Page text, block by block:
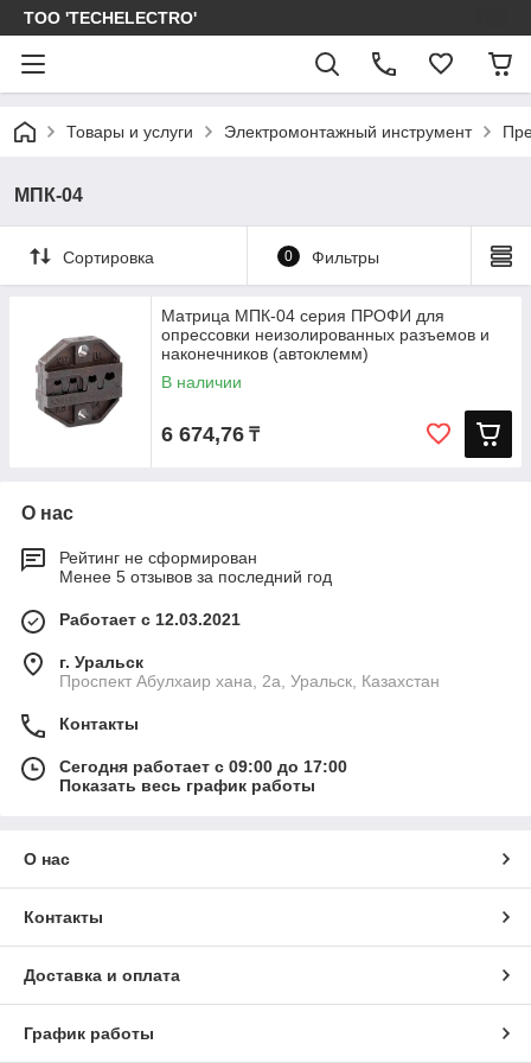
ТОО 'TECHELECTRO'
Товары и услуги Электромонтажный инструмент
МПК-04
Сортировка 0 Фильтры
Матрица МПК-04 серия ПРОФИ для
опрессовки неизолированных разъемов и
наконечников (автоклемм)
В наличии
6 674,76 ₸
О нас
Рейтинг не сформирован
Менее 5 отзывов за последний год
Работает с 12.03.2021
г. Уральск
Проспект Абулхаир хана, 2а, Уральск, Казахстан
Контакты
Сегодня работает с 09:00 до 17:00
Показать весь график работы
О нас
Контакты
Доставка и оплата
График работы